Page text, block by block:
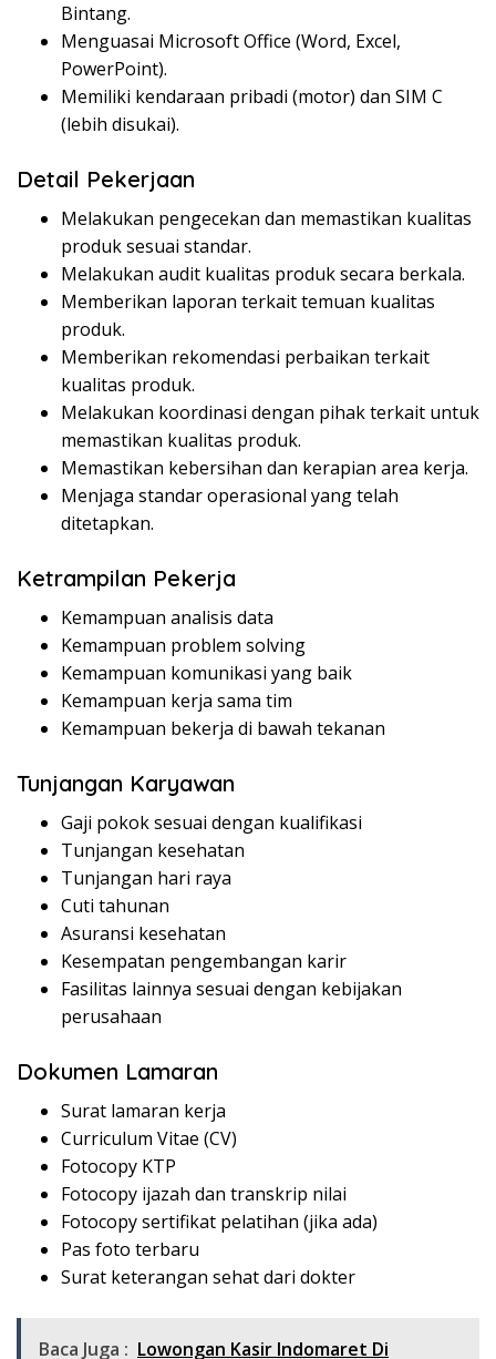
Bintang.
Menguasai Microsoft Office (Word, Excel,
PowerPoint).
Memiliki kendaraan pribadi (motor) dan SIM C
(lebih disukai).
Detail Pekerjaan
Melakukan pengecekan dan memastikan kualitas
produk sesuai standar.
Melakukan audit kualitas produk secara berkala.
Memberikan laporan terkait temuan kualitas
produk.
Memberikan rekomendasi perbaikan terkait
kualitas produk.
Melakukan koordinasi dengan pihak terkait untuk
memastikan kualitas produk.
Memastikan kebersihan dan kerapian area kerja.
Menjaga standar operasional yang telah
ditetapkan.
Ketrampilan Pekerja
Kemampuan analisis data
Kemampuan problem solving
Kemampuan komunikasi yang baik
Kemampuan kerja sama tim
Kemampuan bekerja di bawah tekanan
Tunjangan Karyawan
Gaji pokok sesuai dengan kualifikasi
Tunjangan kesehatan
Tunjangan hari raya
Cuti tahunan
Asuransi kesehatan
Kesempatan pengembangan karir
Fasilitas lainnya sesuai dengan kebijakan
perusahaan
Dokumen Lamaran
Surat lamaran kerja
Curriculum Vitae (CV)
Fotocopy KTP
Fotocopy ijazah dan transkrip nilai
Fotocopy sertifikat pelatihan (jika ada)
Pas foto terbaru
Surat keterangan sehat dari dokter
Baca Juga : Lowongan Kasir Indomaret Di